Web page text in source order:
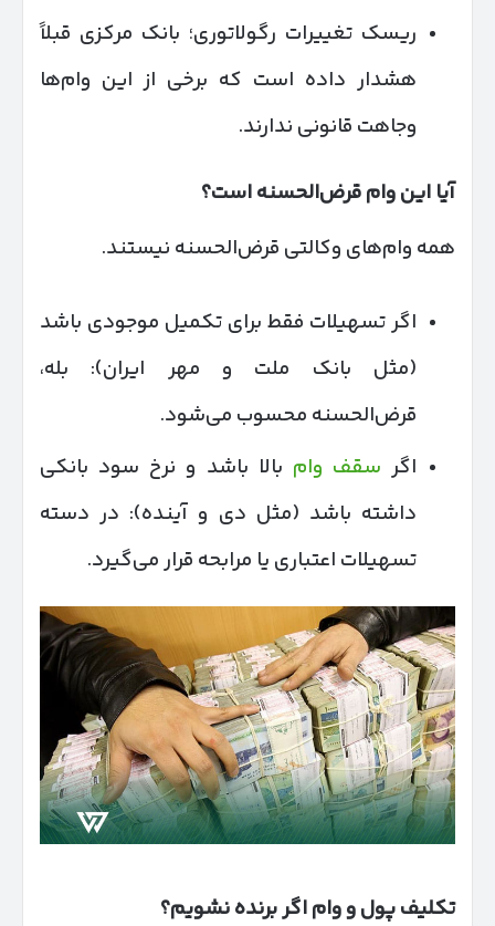
ریسک تغییرات رگولاتوری؛ بانک مرکزی قبلاً
هشدار داده است که برخی از این وام‌ها
وجاهت قانونی ندارند.
آیا این وام قرض‌الحسنه است؟
همه وام‌های وکالتی قرض‌الحسنه نیستند.
اگر تسهیلات فقط برای تکمیل موجودی باشد
(مثل بانک ملت و مهر ایران): بله،
قرض‌الحسنه محسوب می‌شود.
اگر سقف وام بالا باشد و نرخ سود بانکی
داشته باشد (مثل دی و آینده): در دسته
تسهیلات اعتباری یا مرابحه قرار می‌گیرد.
تکلیف پول و وام اگر برنده نشویم؟